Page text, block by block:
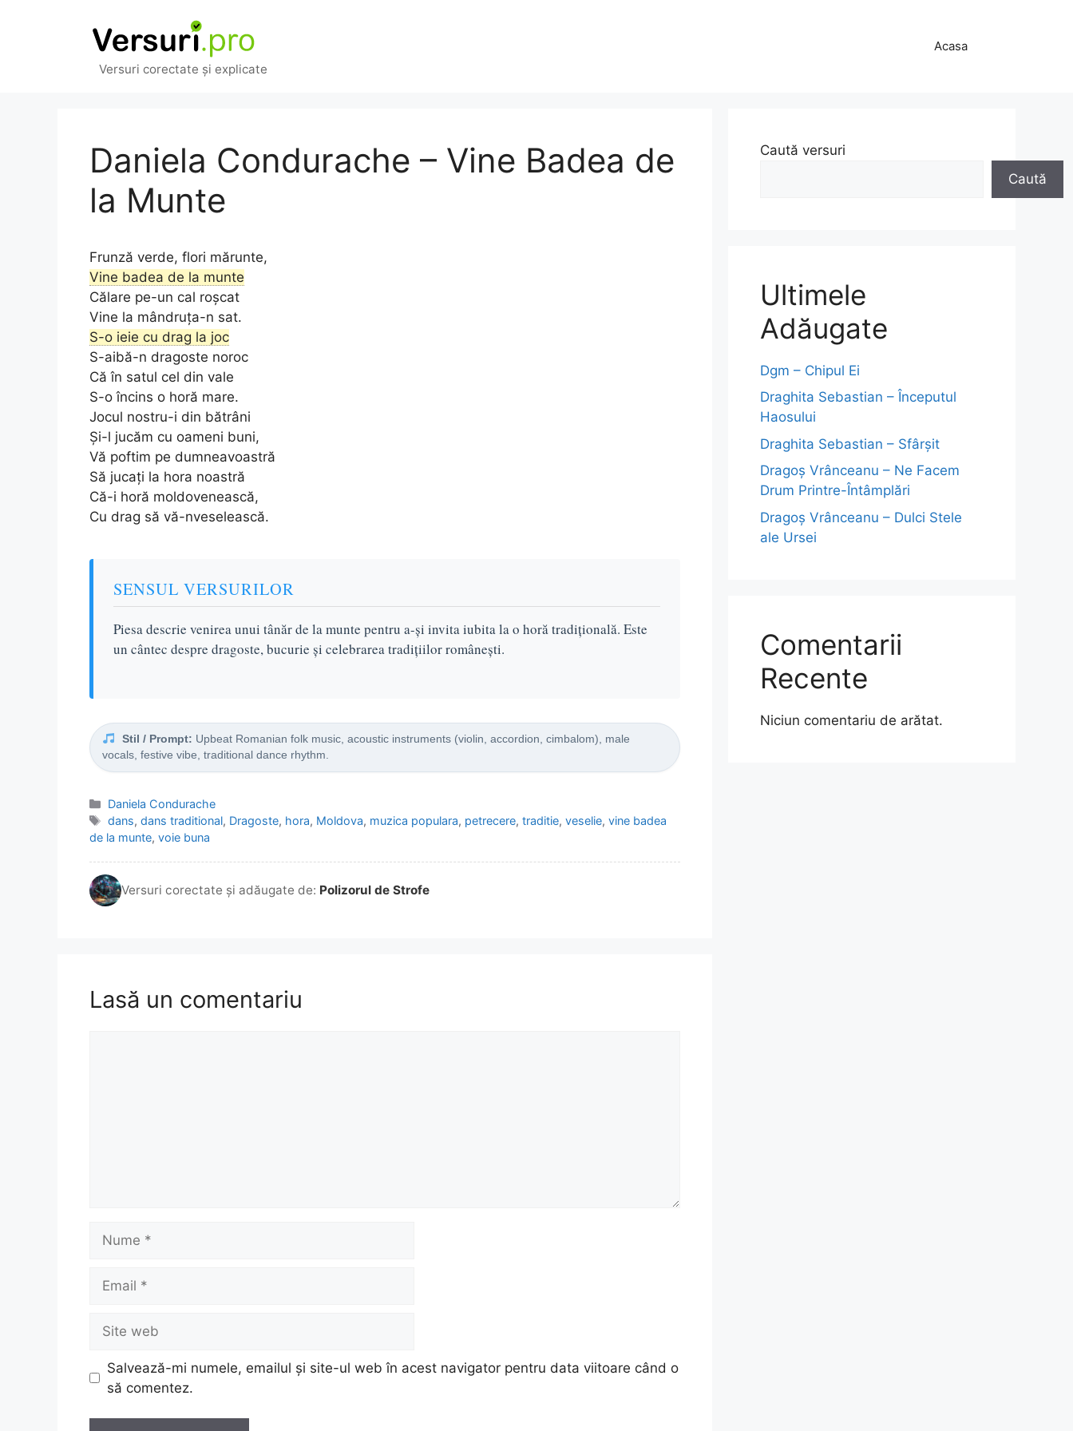
Versuri corectate și explicate
Acasa
Daniela Condurache – Vine Badea de
la Munte
Frunză verde, flori mărunte,
Vine badea de la munte
Călare pe-un cal roșcat
Vine la mândruța-n sat.
S-o ieie cu drag la joc
S-aibă-n dragoste noroc
Că în satul cel din vale
S-o încins o horă mare.
Jocul nostru-i din bătrâni
Și-l jucăm cu oameni buni,
Vă poftim pe dumneavoastră
Să jucați la hora noastră
Că-i horă moldovenească,
Cu drag să vă-nveselească.
SENSUL VERSURILOR
Piesa descrie venirea unui tânăr de la munte pentru a-și invita iubita la o horă tradițională. Este
un cântec despre dragoste, bucurie și celebrarea tradițiilor românești.
Stil / Prompt: Upbeat Romanian folk music, acoustic instruments (violin, accordion, cimbalom), male
vocals, festive vibe, traditional dance rhythm.
Categorii
Daniela Condurache
Etichete
dans,dans traditional, Dragoste, hora, Moldova, muzica populara, petrecere,traditie,veselie,vine badea
de la munte, voie buna
Versuri corectate și adăugate de: Polizorul de Strofe
Lasă un comentariu
web
Salvează-mi numele, emailul și site-ul web în acest navigator pentru data viitoare când o
să comentez.
Caută versuri
Caută
Ultimele
Adăugate
Dgm – Chipul Ei
Draghita Sebastian – Începutul
Haosului
Draghita Sebastian – Sfârșit
Dragoş Vrânceanu – Ne Facem
Drum Printre-Întâmplări
Dragoş Vrânceanu – Dulci Stele
ale Ursei
Comentarii
Recente
Niciun comentariu de arătat.